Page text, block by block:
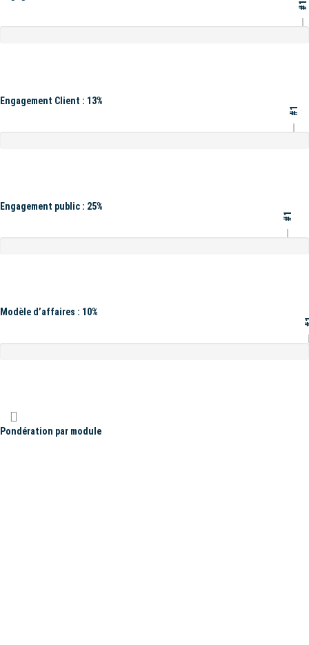
#1
Engagement Client : 13%
#1
Engagement public : 25%
#1
Modèle d’affaires : 10%
Pondération par module